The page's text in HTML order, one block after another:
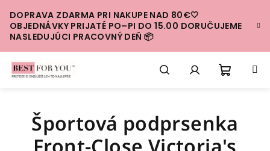
na
obsah
DOPRAVA ZDARMA PRI NAKUPE NAD 80€🤍
OBJEDNÁVKY PRIJATÉ PO–PI DO 15.00 DORUČUJEME
NASLEDUJÚCI PRACOVNÝ DEŇ 📦
košík
Športová podprsenka